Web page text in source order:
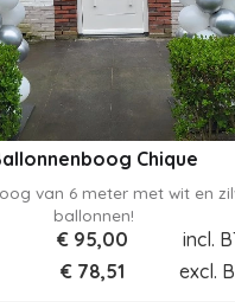
Chique
van 6 meter met wit en
ballonnen!
€ 95,00
incl.
€ 78,51 excl.